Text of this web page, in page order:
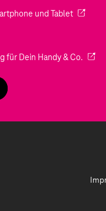
und Tablet(Wird in
einem neuen Tab geöffnet)
für Dein Handy & Co.